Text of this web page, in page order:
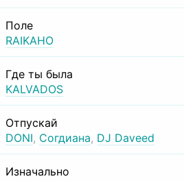
Поле
RAIKAHO
Где ты была
KALVADOS
Отпускай
DONI, Согдиана, DJ Daveed
Изначально